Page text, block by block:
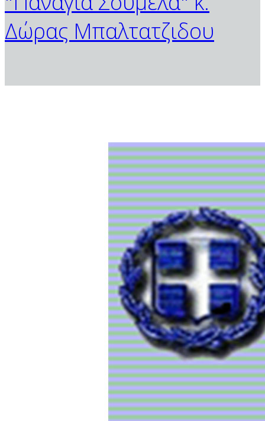
Δώρας Μπαλτατζιδου